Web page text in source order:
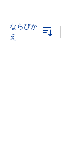
ならびか
え